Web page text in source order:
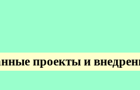
проекты и